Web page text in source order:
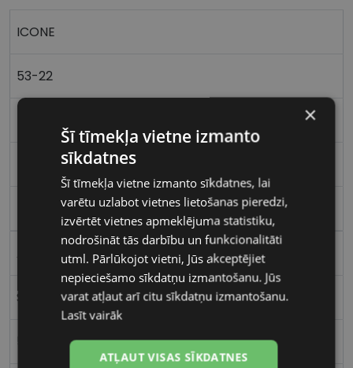
ICONE
53-22
Plastmasa
Apaļas / Ovālas
Sievietēm
×
Šī tīmekļa vietne izmanto
sīkdatnes
Šī tīmekļa vietne izmanto sīkdatnes, lai
varētu uzlabot vietnes lietošanas pieredzi,
izvērtēt vietnes apmeklējuma statistiku,
nodrošināt tās darbību un funkcionalitāti
utml. Pārlūkojot vietni, Jūs akceptējiet
nepieciešamo sīkdatņu izmantošanu. Jūs
varat atļaut arī citu sīkdatņu izmantošanu.
Lasīt vairāk
ATĻAUT VISAS SĪKDATNES